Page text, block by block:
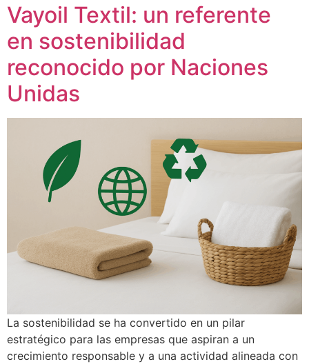
Vayoil Textil: un referente
en sostenibilidad
reconocido por Naciones
Unidas
La sostenibilidad se ha convertido en un pilar
estratégico para las empresas que aspiran a un
crecimiento responsable y a una actividad alineada con